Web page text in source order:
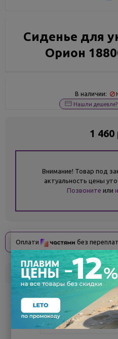
Сиденье для
Орион
В наличии:
Нашли дешевле?
1 460
Внимание! Товар под
актуальность цены
Позвоните или
Оплати без переплат
Склад Кол-во
под заказ